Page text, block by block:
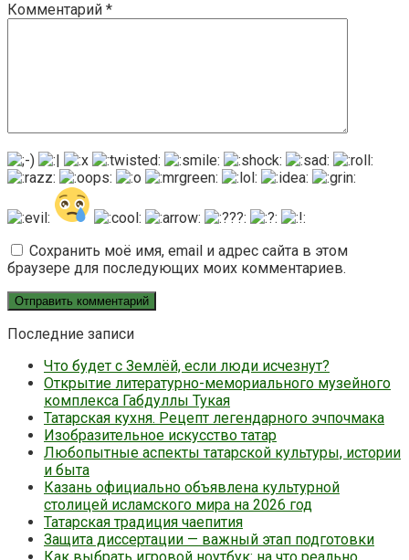
Комментарий *
Сохранить моё имя, email и адрес сайта в этом
браузере для последующих моих комментариев.
Последние записи
Что будет с Землёй, если люди исчезнут?
Открытие литературно-мемориального музейного
комплекса Габдуллы Тукая
Татарская кухня. Рецепт легендарного эчпочмака
Изобразительное искусство татар
Любопытные аспекты татарской культуры, истории
и быта
Казань официально объявлена культурной
столицей исламского мира на 2026 год
Татарская традиция чаепития
Защита диссертации — важный этап подготовки